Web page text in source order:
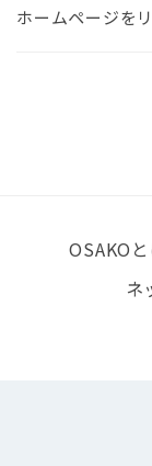
ホームページを
OSAKO
ネ